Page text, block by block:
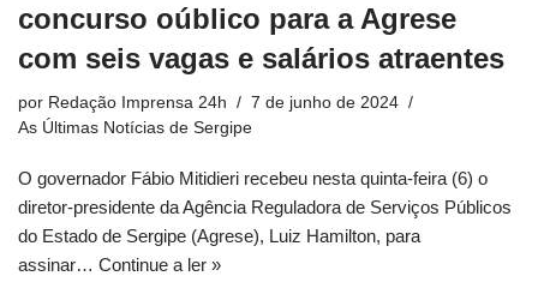
concurso oúblico para a Agrese
com seis vagas e salários atraentes
por Redação Imprensa 24h
7 de junho de 2024
As Últimas Notícias de Sergipe
O governador Fábio Mitidieri recebeu nesta quinta-feira (6) o
diretor-presidente da Agência Reguladora de Serviços Públicos
do Estado de Sergipe (Agrese), Luiz Hamilton, para
assinar… Continue a ler »